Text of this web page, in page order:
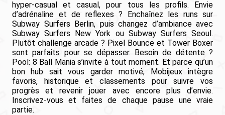
hyper-casual et casual, pour tous les profils. Envie
d’adrénaline et de reflexes ? Enchaînez les runs sur
Subway Surfers Berlin, puis changez d’ambiance avec
Subway Surfers New York ou Subway Surfers Seoul.
Plutôt challenge arcade ? Pixel Bounce et Tower Boxer
sont parfaits pour se dépasser. Besoin de détente ?
Pool: 8 Ball Mania s’invite à tout moment. Et parce qu’un
bon hub sait vous garder motivé, Mobijeux intègre
favoris, historique et classements pour suivre vos
progrès et revenir jouer avec encore plus d’envie.
Inscrivez-vous et faites de chaque pause une vraie
partie.